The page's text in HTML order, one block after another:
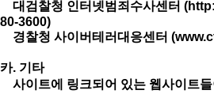
대검찰청 인터넷범죄수사센터 (
80-3600)
경찰청 사이버테러대응센터 (
카. 기타
사이트에 링크되어 있는 웹사이트